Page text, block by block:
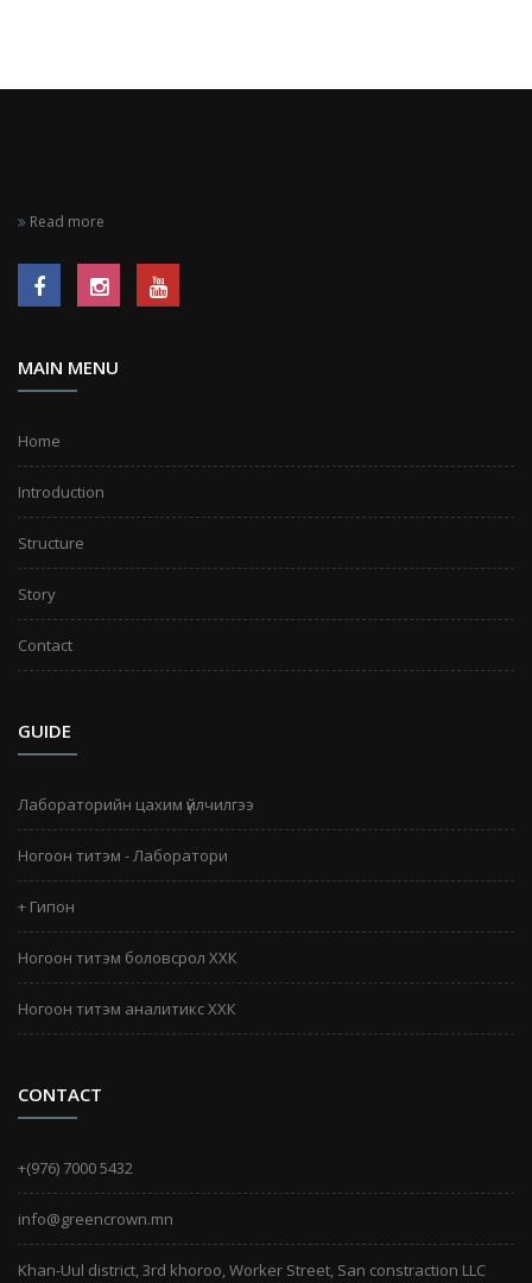
Read more
MAIN MENU
Home
Introduction
Structure
Story
Contact
GUIDE
Лабораторийн цахим үйлчилгээ
Ногоон титэм - Лаборатори
+ Гипон
Ногоон титэм боловсрол ХХК
Ногоон титэм аналитикс ХХК
CONTACT
+(976) 7000 5432
info@greencrown.mn
Khan-Uul district, 3rd khoroo, Worker Street, San constraction LLC